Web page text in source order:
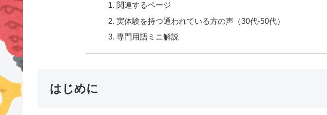
関連するページ
実体験を持つ通われている方の声（30代-50代）
専門用語ミニ解説
はじめに